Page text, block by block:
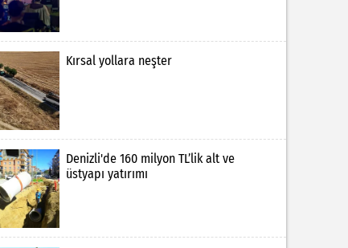
Kırsal yollara neşter
Denizli'de 160 milyon TL’lik alt ve
üstyapı yatırımı